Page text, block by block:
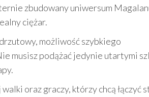
zbudowany uniwersum
ciężar.
możliwość szybkiego
musisz podążać jedynie utartymi
oraz graczy, którzy chcą łączyć